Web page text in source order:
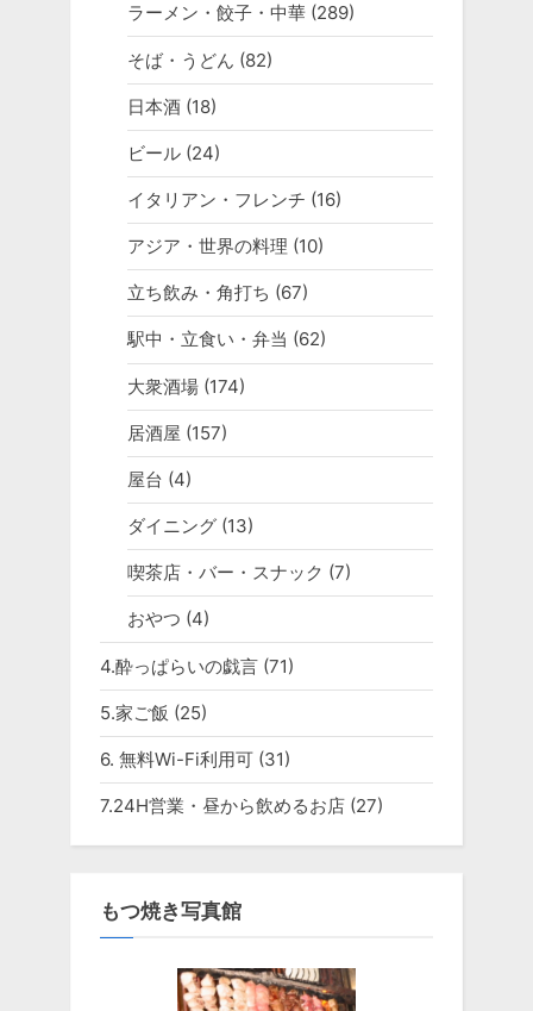
ラーメン・餃子・中華(289)
そば・うどん (82)
日本酒(18)
ビール(24)
イタリアン・フレンチ (16)
アジア・世界の料理 (10)
立ち飲み・角打ち (67)
駅中・立食い・弁当 (62)
大衆酒場(174)
居酒屋 (157)
屋台 (4)
ダイニング(13)
喫茶店・バー・スナック (7)
おやつ (4)
4.酔っぱらいの戯言 (71)
5.家ご飯 (25)
6. 無料Wi-Fi利用可 (31)
7.24H営業・昼から飲めるお店 (27)
もつ焼き写真館